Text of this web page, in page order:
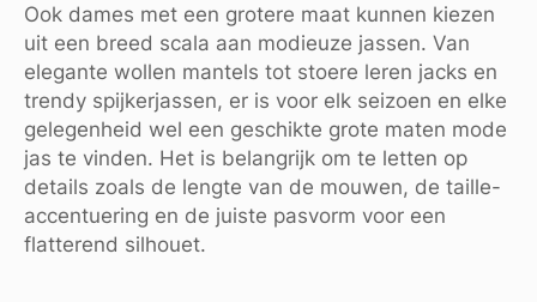
Ook dames met een grotere maat kunnen kiezen
uit een breed scala aan modieuze jassen. Van
elegante wollen mantels tot stoere leren jacks en
trendy spijkerjassen, er is voor elk seizoen en elke
gelegenheid wel een geschikte grote maten mode
jas te vinden. Het is belangrijk om te letten op
details zoals de lengte van de mouwen, de taille-
accentuering en de juiste pasvorm voor een
flatterend silhouet.